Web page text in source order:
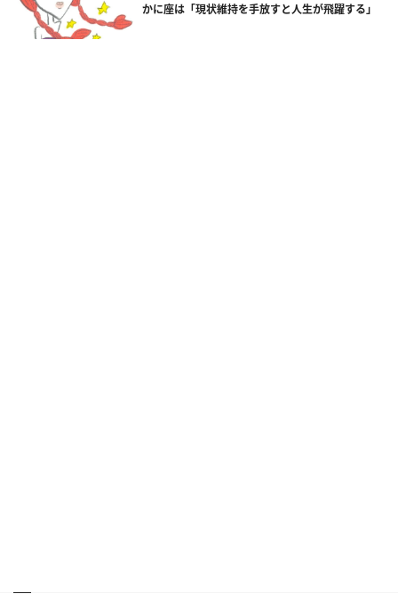
かに座は「現状維持を手放すと人生が飛躍する」